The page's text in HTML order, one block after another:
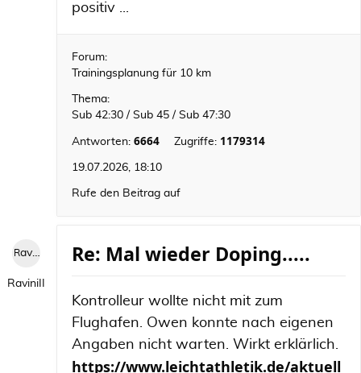
positiv ...
Forum:
Trainingsplanung für 10 km
Thema:
Sub 42:30 / Sub 45 / Sub 47:30
Antworten: 6664 Zugriffe: 1179314
19.07.2026, 18:10
Rufe den Beitrag auf
RaviniII
RaviniII
Re: Mal wieder Doping.....
Kontrolleur wollte nicht mit zum
Flughafen. Owen konnte nach eigenen
Angaben nicht warten. Wirkt erklärlich.
https://www.leichtathletik.de/aktuell